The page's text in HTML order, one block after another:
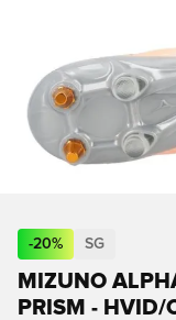
-20% SG
MIZUNO
PRISM - HVID/